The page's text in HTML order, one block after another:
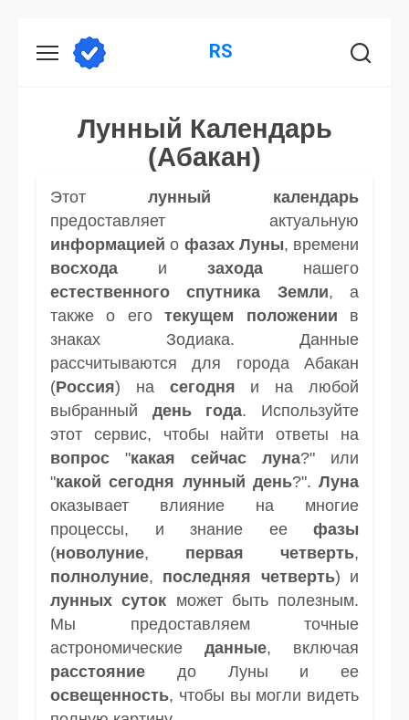
RS
Лунный Календарь
(Абакан)
Этот лунный календарь
предоставляет актуальную
информацией о фазах Луны, времени
восхода и захода нашего
естественного спутника
Земли, а
также о еготекущем положении в
знаках Зодиака. Данные
рассчитываются для города Абакан
(Россия) на сегодня и на любой
выбранный день года. Используйте
этот сервис, чтобы найти ответы на
вопрос "какая сейчас луна?" или
"какой сегодня лунный день?". Луна
оказывает влияние на многие
процессы, и знание ее фазы
(новолуние, первая четверть,
полнолуние, последняя четверть) и
лунных суток может быть полезным.
Мы предоставляем точные
астрономические данные, включая
расстояние до Луны и ее
освещенность, чтобы вы могли видеть